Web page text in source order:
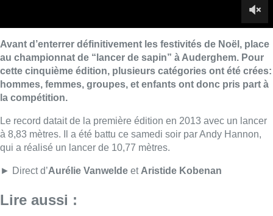
Lire aussi :
À Bruxelles, le blocus s’invite dans
des lieux insolites : “C’est